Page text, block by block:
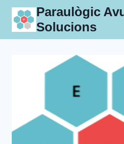
content
Paraulògic
Solucions